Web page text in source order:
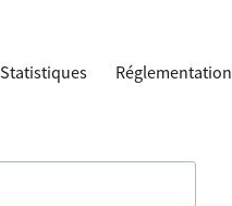
Statistiques Réglementation